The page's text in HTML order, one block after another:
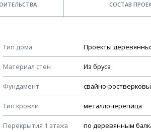
СОСТАВ
Тип дома Проекты
Материал стен Из бруса
Фундамент свайно-
Тип кровли металлочерепица
Перекрытия 1 этажа по деревянным
Примечания
Стоимость строительства дома —
Для более детального расчета
строительства необходима разработка
стоимости материалов в вашем
Мы не учитываем стоимость доставки
Смотрите советы по выбору
КОНСТРУКТИВНЫЕ РЕШЕНИЯ (КР)
Ведомость рабочих чертежей
План фундамента
Устройство фундамента, спецификация
фундамента
Планы перекрытий этажей,